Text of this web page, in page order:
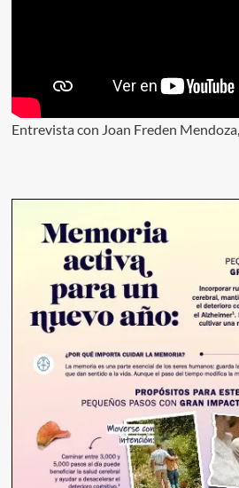
Entrevista con Joan Freden